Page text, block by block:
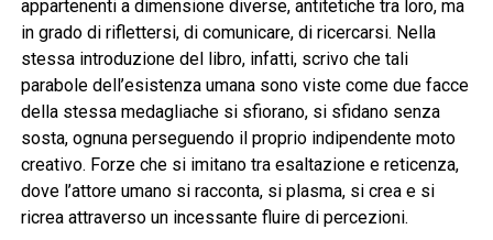
appartenenti a dimensione diverse, antitetiche tra loro, ma
in grado di riflettersi, di comunicare, di ricercarsi. Nella
stessa introduzione del libro, infatti, scrivo che tali
parabole dell’esistenza umana sono viste come due facce
della stessa medagliache si sfiorano, si sfidano senza
sosta, ognuna perseguendo il proprio indipendente moto
creativo. Forze che si imitano tra esaltazione e reticenza,
dove l’attore umano si racconta, si plasma, si crea e si
ricrea attraverso un incessante fluire di percezioni.